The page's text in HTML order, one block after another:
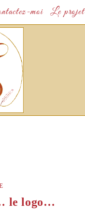
moi Le projet
le logo…